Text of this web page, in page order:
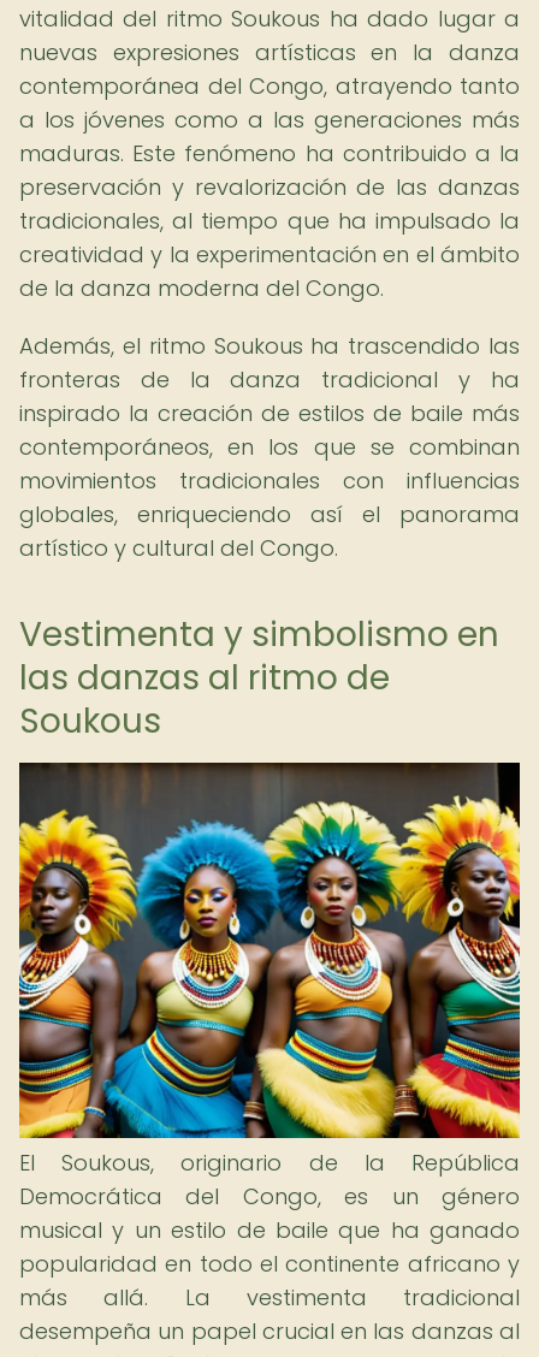
vitalidad del ritmo Soukous ha dado lugar a
nuevas expresiones artísticas en la danza
contemporánea del Congo, atrayendo tanto
a los jóvenes como a las generaciones más
maduras. Este fenómeno ha contribuido a la
preservación y revalorización de las danzas
tradicionales, al tiempo que ha impulsado la
creatividad y la experimentación en el ámbito
de la danza moderna del Congo.
Además, el ritmo Soukous ha trascendido las
fronteras de la danza tradicional y ha
inspirado la creación de estilos de baile más
contemporáneos, en los que se combinan
movimientos tradicionales con influencias
globales, enriqueciendo así el panorama
artístico y cultural del Congo.
Vestimenta y simbolismo en
las danzas al ritmo de
Soukous
El Soukous, originario de la República
Democrática del Congo, es un género
musical y un estilo de baile que ha ganado
popularidad en todo el continente africano y
más allá. La vestimenta tradicional
desempeña un papel crucial en las danzas al